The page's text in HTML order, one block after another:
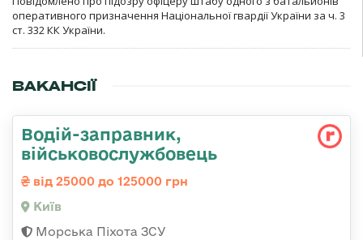
оперативного призначення Національної гвардії України за ч. 3
ст. 332 КК України.
ВАКАНСІЇ
Водій-заправник,
військовослужбовець
від 25000 до 125000 грн
Київ
Морська Піхота ЗСУ